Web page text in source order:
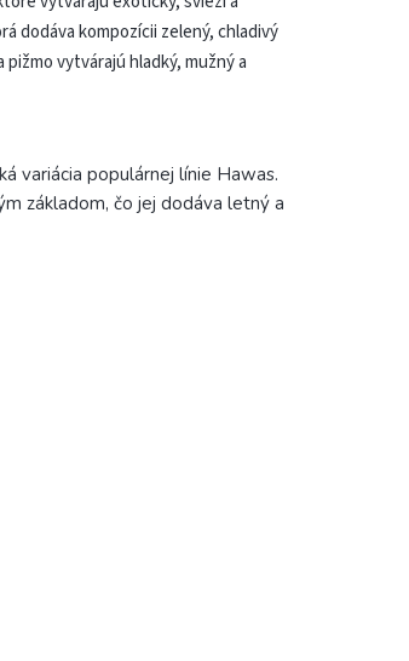
dodáva kompozícii zelený, chladivý
vytvárajú hladký, mužný a
variácia populárnej línie Hawas.
základom, čo jej dodáva letný a